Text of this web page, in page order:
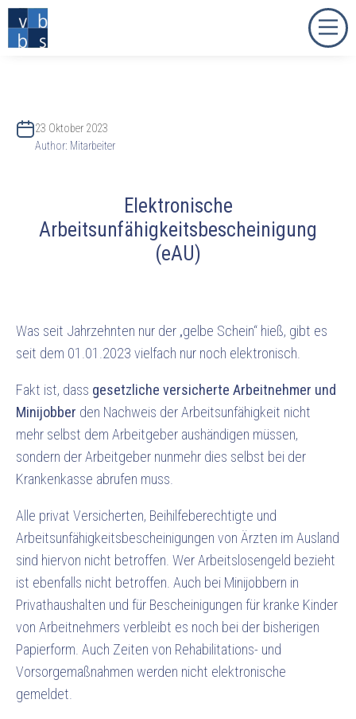
23 Oktober 2023
Author: Mitarbeiter
Elektronische
Arbeitsunfähigkeitsbescheinigung
(eAU)
Was seit Jahrzehnten nur der „gelbe Schein“ hieß, gibt es
seit dem 01.01.2023 vielfach nur noch elektronisch.
Fakt ist, dass gesetzliche versicherte Arbeitnehmer und
Minijobber den Nachweis der Arbeitsunfähigkeit nicht
mehr selbst dem Arbeitgeber aushändigen müssen,
sondern der Arbeitgeber nunmehr dies selbst bei der
Krankenkasse abrufen muss.
Alle privat Versicherten, Beihilfeberechtigte und
Arbeitsunfähigkeitsbescheinigungen von Ärzten im Ausland
sind hiervon nicht betroffen. Wer Arbeitslosengeld bezieht
ist ebenfalls nicht betroffen. Auch bei Minijobbern in
Privathaushalten und für Bescheinigungen für kranke Kinder
von Arbeitnehmers verbleibt es noch bei der bisherigen
Papierform. Auch Zeiten von Rehabilitations- und
Vorsorgemaßnahmen werden nicht elektronische
gemeldet.